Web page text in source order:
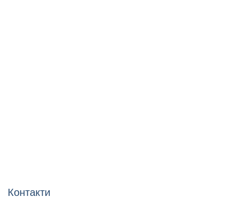
Контакти